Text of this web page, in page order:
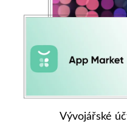
Vývojářské